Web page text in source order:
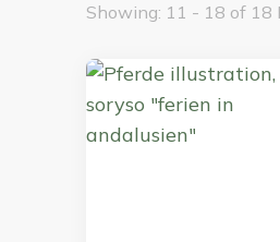
Showing: 11 - 18 of 18